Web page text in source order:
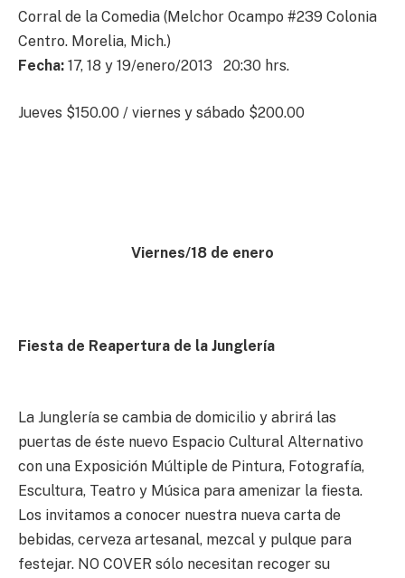
Corral de la Comedia (Melchor Ocampo #239 Colonia
Centro. Morelia, Mich.)
Fecha: 17, 18 y 19/enero/2013 20:30 hrs.
Jueves $150.00 / viernes y sábado $200.00
Viernes/18 de enero
Fiesta de Reapertura de la Junglería
La Junglería se cambia de domicilio y abrirá las
puertas de éste nuevo Espacio Cultural Alternativo
con una Exposición Múltiple de Pintura, Fotografía,
Escultura, Teatro y Música para amenizar la fiesta.
Los invitamos a conocer nuestra nueva carta de
bebidas, cerveza artesanal, mezcal y pulque para
festejar. NO COVER sólo necesitan recoger su